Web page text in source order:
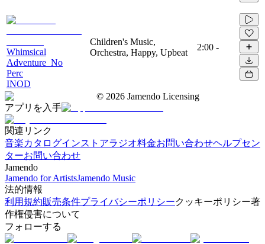
Whimsical
Adventure_No
Perc
INOD
Children's Music,
Orchestra, Happy, Upbeat
2:00 -
© 2026 Jamendo Licensing
アプリを入手
関連リンク
音楽カタログインストアラジオ料金お問い合わせヘルプセン
ターお問い合わせ
Jamendo
Jamendo for ArtistsJamendo Music
法的情報
利用規約販売条件プライバシーポリシークッキーポリシー著
作権侵害について
フォローする